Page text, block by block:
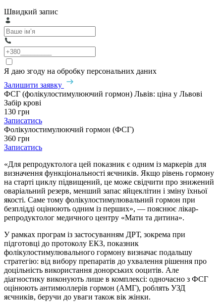
Швидкий запис
Я даю згоду на обробку персональних даних
Залишити заявку
ФСГ (фолікулостимулюючий гормон) Львів: ціна у Львові
Забір крові
130 грн
Записатись
Фолікулостимулюючий гормон (ФСГ)
360 грн
Записатись
«Для репродуктолога цей показник є одним із маркерів для
визначення функціональності яєчників. Якщо рівень гормону
на старті циклу підвищений, це може свідчити про знижений
оваріальний резерв, менший запас яйцеклітин і зміну їхньої
якості. Саме тому фолікулостимулювальний гормон при
безплідді оцінюють одним із перших», — пояснює лікар-
репродуктолог медичного центру «Мати та дитина».
У рамках програм із застосуванням ДРТ, зокрема при
підготовці до протоколу ЕКЗ, показник
фолікулостимулювального гормону визначає подальшу
стратегію: від вибору препаратів до ухвалення рішення про
доцільність використання донорських ооцитів. Але
діагностику виконують лише в комплексі: одночасно з ФСГ
оцінюють антимюллерів гормон (АМГ), роблять УЗД
яєчників, беручи до уваги також вік жінки.